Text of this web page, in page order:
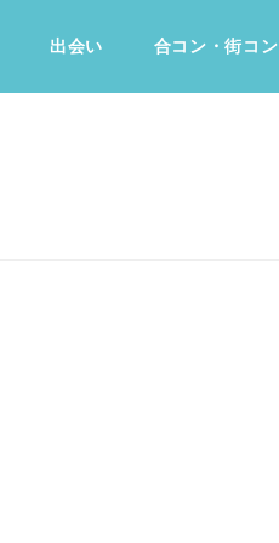
出会い 合コン・街コン